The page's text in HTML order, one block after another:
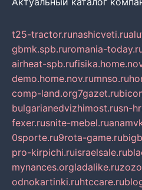
t25-tractor.runashicveti.ru
gbmk.spb.ruromania-
airheat-spb.ru
demo.home.nov.rumnso.ru
comp-land.org7gazet.ru
bulgarianedvizhimost.rusn-
fexer.rusnite-mebel.ru
0sporte.ru9rota-game.ru
pro-kirpichi.ruisraelsale.ru
mynances.orgladalike.ru
odnokartinki.ruhtccare.ru